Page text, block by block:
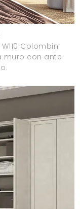
Colombini
muro con ante